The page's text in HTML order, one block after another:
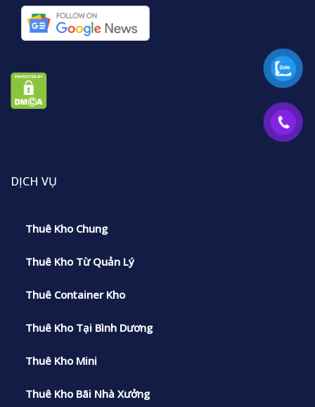
DỊCH VỤ
Thuê Kho Chung
Thuê Kho Từ Quản Lý
Thuê Container Kho
Thuê Kho Tại Bình Dương
Thuê Kho Mini
Thuê Kho Bãi Nhà Xưởng